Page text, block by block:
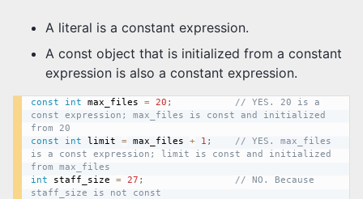
A literal is a constant expression.
A const object that is initialized from a constant
expression is also a constant expression.
const int max_files = 20 ;
// YES. 20 is a
const expression; max_files is const and initialized
from 20
const
int limit = max_files + 1 ;
// YES. max_files
is a const expression; limit is const and initialized
from max_files
int staff_size = 27 ;
// NO. Because
staff_size is not const